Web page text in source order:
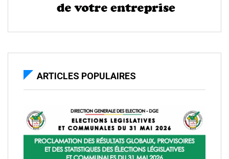
ARTICLES POPULAIRES